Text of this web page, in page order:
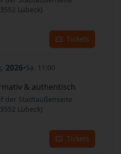
Lübeck)
Tickets
2026•Sa. 11:00
& authentisch
der Stadtaußenseite
Lübeck)
Tickets